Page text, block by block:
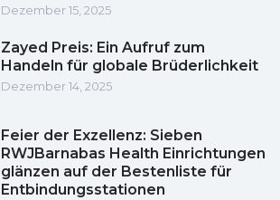
Dezember 15, 2025
Zayed Preis: Ein Aufruf zum
Handeln für globale Brüderlichkeit
Dezember 14, 2025
Feier der Exzellenz: Sieben
RWJBarnabas Health Einrichtungen
glänzen auf der Bestenliste für
Entbindungsstationen